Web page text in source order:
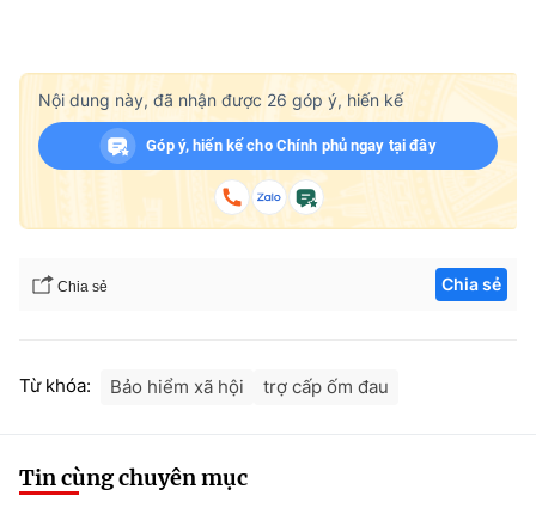
Nội dung này, đã nhận được 26 góp ý, hiến kế
Góp ý, hiến kế cho Chính phủ ngay tại đây
Chia sẻ Chia sẻ
Từ khóa: Bảo hiểm xã hội trợ cấp ốm đau
Tin cùng chuyên mục